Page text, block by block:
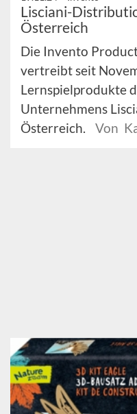
Lisciani-
Österreich
Die Invento
vertreibt seit
Lernspielprodukte
Unternehmens
Österreich.
Von